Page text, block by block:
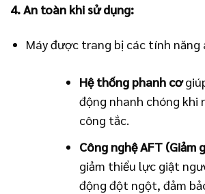
4. An toàn khi sử dụng:
Máy được trang bị các tính năng
Hệ thống phanh cơ
động nhanh chóng khi
công tắc.
Công nghệ AFT (Giảm
giảm thiểu lực giật
động đột ngột, đảm